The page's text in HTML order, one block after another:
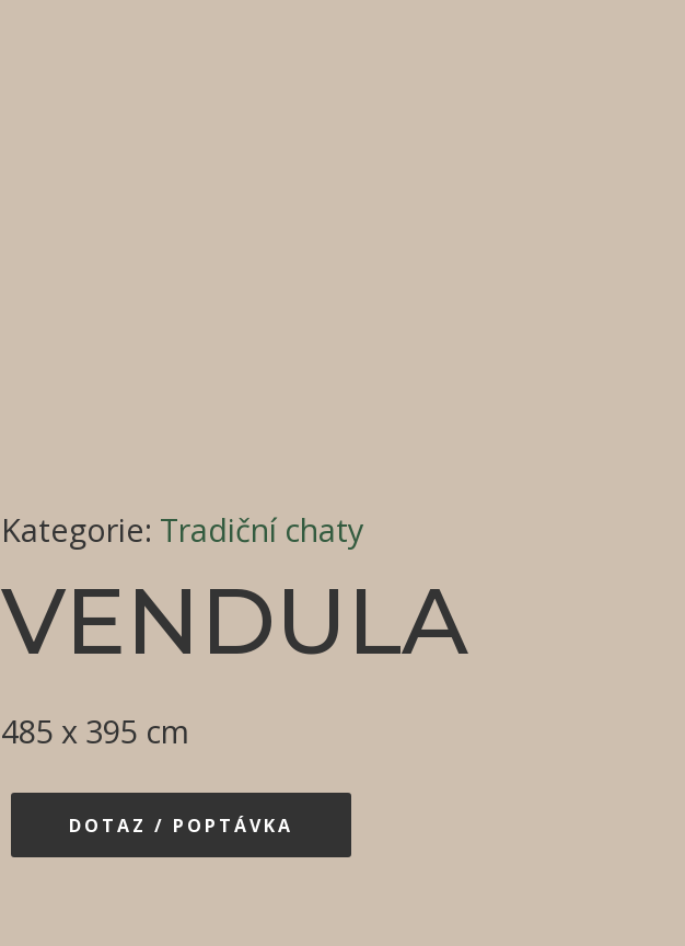
Kategorie: Tradiční chaty
VENDULA
485 x 395 cm
DOTAZ / POPTÁVKA